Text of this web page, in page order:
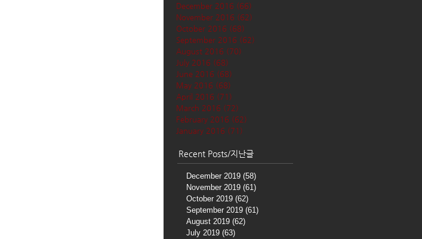
December 2016 (66)
November 2016 (62)
October 2016 (68)
September 2016 (62)
August 2016 (70)
July 2016 (68)
June 2016 (68)
May 2016 (68)
April 2016 (71)
March 2016 (72)
February 2016 (62)
January 2016 (71)
Recent Posts/지난글
December 2019 (58)
November 2019 (61)
October 2019 (62)
September 2019 (61)
August 2019 (62)
July 2019 (63)